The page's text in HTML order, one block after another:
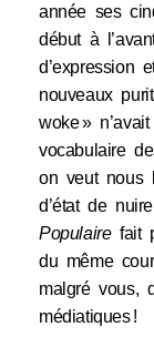
année ses
début à
d’expression
nouveaux
woke »
vocabulaire
on veut nous
d’état de
Populairefait
du même
malgré vous,
médiatiques !